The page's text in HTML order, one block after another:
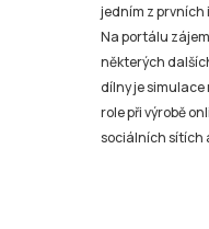
jedním z prvních
Na portálu
některých
dílny je
role při výrobě
sociálních sítích